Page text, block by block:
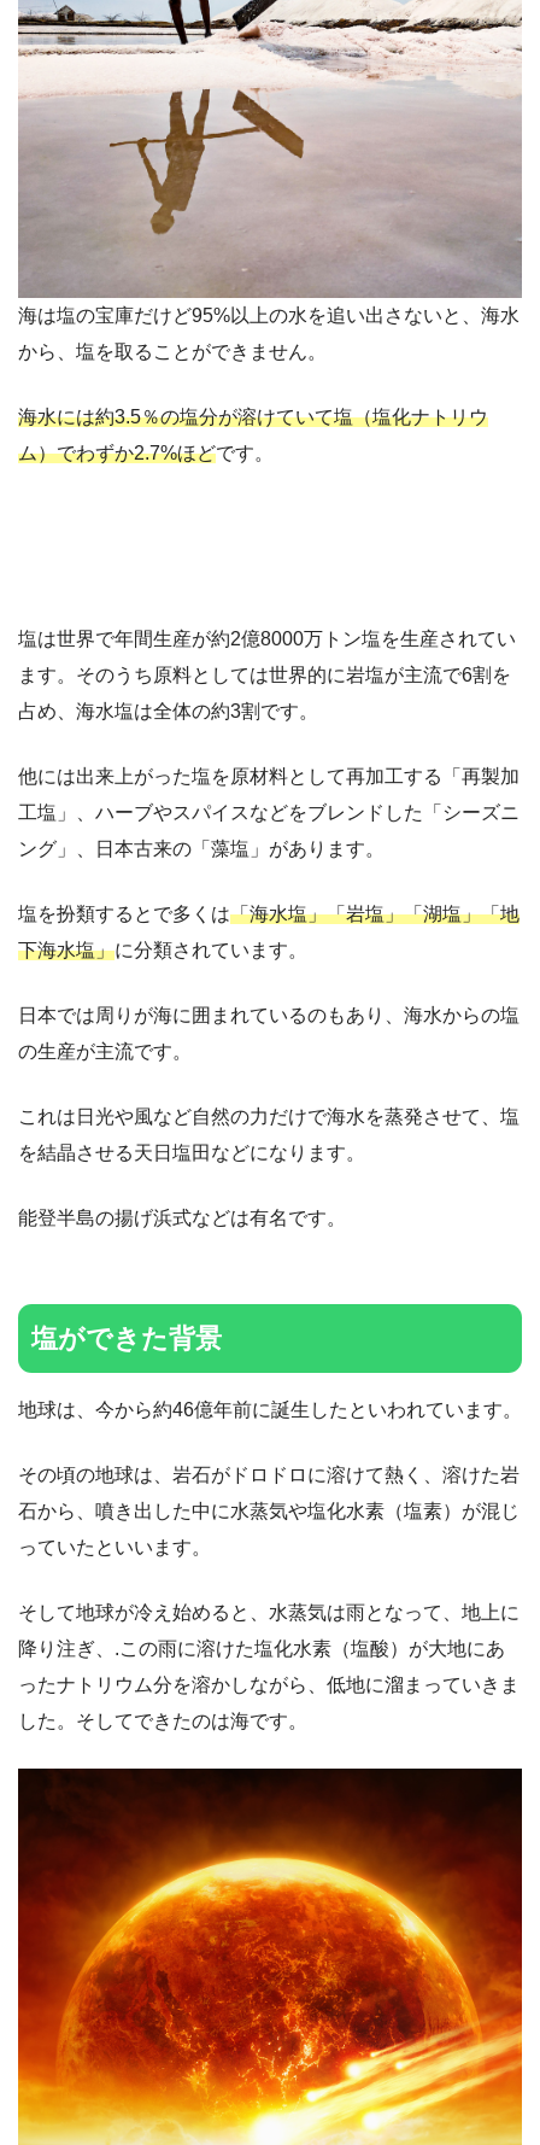
海は塩の宝庫だけど95%以上の水を追い出さないと、海水
から、塩を取ることができません。
海水には約3.5％の塩分が溶けていて塩（塩化ナトリウ
ム）でわずか2.7%ほどです。
塩は世界で年間生産が約2億8000万トン塩を生産されてい
ます。そのうち原料としては世界的に岩塩が主流で6割を
占め、海水塩は全体の約3割です。
他には出来上がった塩を原材料として再加工する「再製加
工塩」、ハーブやスパイスなどをブレンドした「シーズニ
ング」、日本古来の「藻塩」があります。
塩を扮類するとで多くは「海水塩」「岩塩」「湖塩」「地
下海水塩」に分類されています。
日本では周りが海に囲まれているのもあり、海水からの塩
の生産が主流です。
これは日光や風など自然の力だけで海水を蒸発させて、塩
を結晶させる天日塩田などになります。
能登半島の揚げ浜式などは有名です。
塩ができた背景
地球は、今から約46億年前に誕生したといわれています。
その頃の地球は、岩石がドロドロに溶けて熱く、溶けた岩
石から、噴き出した中に水蒸気や塩化水素（塩素）が混じ
っていたといいます。
そして地球が冷え始めると、水蒸気は雨となって、地上に
降り注ぎ、.この雨に溶けた塩化水素（塩酸）が大地にあ
ったナトリウム分を溶かしながら、低地に溜まっていきま
した。そしてできたのは海です。